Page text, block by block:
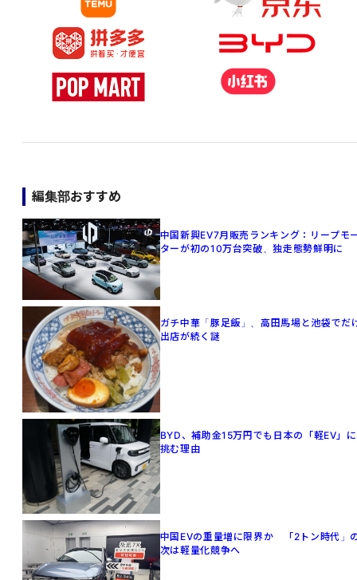
編集部おすすめ
中国新興EV7月販売ランキング：リープモ
ターが初の10万台突破、独走態勢鮮明に
ガチ中華「豚足飯」、高田馬場と池袋でだ
出店が続く謎
BYD、補助金15万円でも日本の「軽EV」に
挑む理由
中国EVの重量増に限界か 「2トン時代」
次は軽量化競争へ